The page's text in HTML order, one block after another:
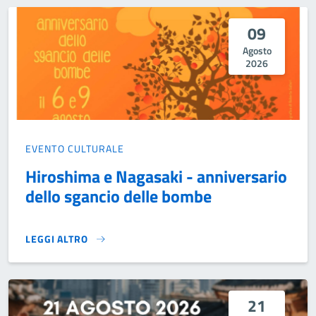
09
Agosto
2026
EVENTO CULTURALE
Hiroshima e Nagasaki - anniversario
dello sgancio delle bombe
LEGGI ALTRO
HIROSHIMA E NAGASAKI - ANNIVERSARIO DELLO SGANCIO
21